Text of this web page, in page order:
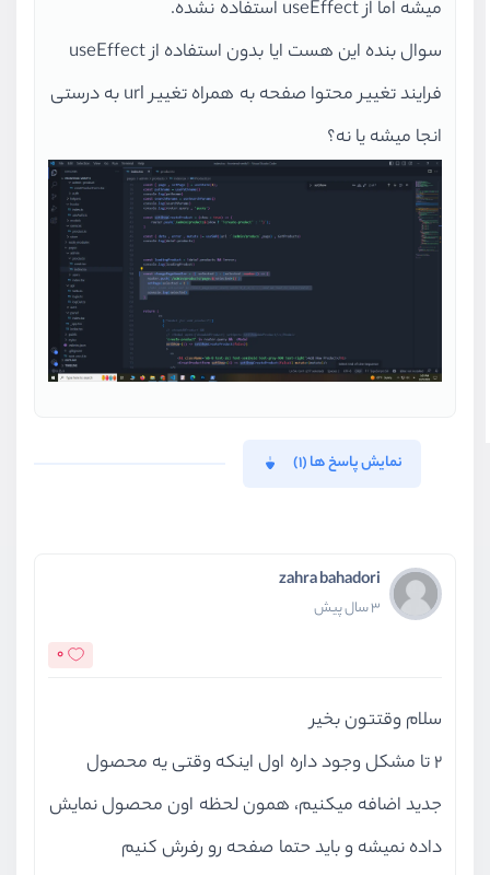
میشه اما از useEffect استفاده نشده.
سوال بنده این هست ایا بدون استفاده از useEffect
فرایند تغییر محتوا صفحه به همراه تغییر url به درستی
انجا میشه یا نه؟
نمایش پاسخ ها (1)
zahra bahadori
3 سال پیش
0
سلام وقتتون بخیر
2 تا مشکل وجود داره اول اینکه وقتی یه محصول
جدید اضافه میکنیم، همون لحظه اون محصول نمایش
داده نمیشه و باید حتما صفحه رو رفرش کنیم